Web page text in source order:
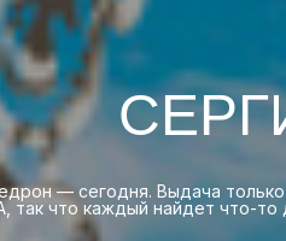
— сегодня. Выдача
что каждый найдет что-то